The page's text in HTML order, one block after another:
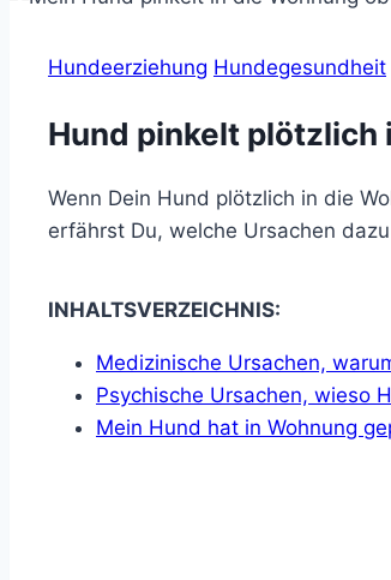
Hundeerziehung Hundegesundheit
Hund pinkelt plötzlich
Wenn Dein Hund plötzlich in die
erfährst Du, welche Ursachen
INHALTSVERZEICHNIS:
Medizinische Ursachen,
Psychische Ursachen, wieso
Mein Hund hat in Wohnung